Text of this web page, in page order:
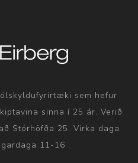
sem hefur
sinna í 25 ár. Verið
Stórhöfða 25. Virka daga
11-16